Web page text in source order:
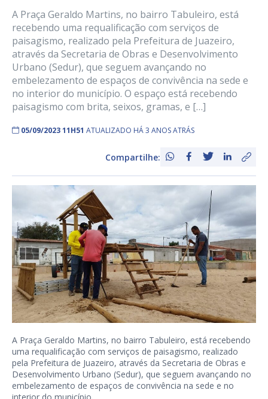
A Praça Geraldo Martins, no bairro Tabuleiro, está
recebendo uma requalificação com serviços de
paisagismo, realizado pela Prefeitura de Juazeiro,
através da Secretaria de Obras e Desenvolvimento
Urbano (Sedur), que seguem avançando no
embelezamento de espaços de convivência na sede e
no interior do município. O espaço está recebendo
paisagismo com brita, seixos, gramas, e […]
05/09/2023 11H51 ATUALIZADO HÁ 3 ANOS ATRÁS
Compartilhe:
A Praça Geraldo Martins, no bairro Tabuleiro, está recebendo
uma requalificação com serviços de paisagismo, realizado
pela Prefeitura de Juazeiro, através da Secretaria de Obras e
Desenvolvimento Urbano (Sedur), que seguem avançando no
embelezamento de espaços de convivência na sede e no
interior do município.